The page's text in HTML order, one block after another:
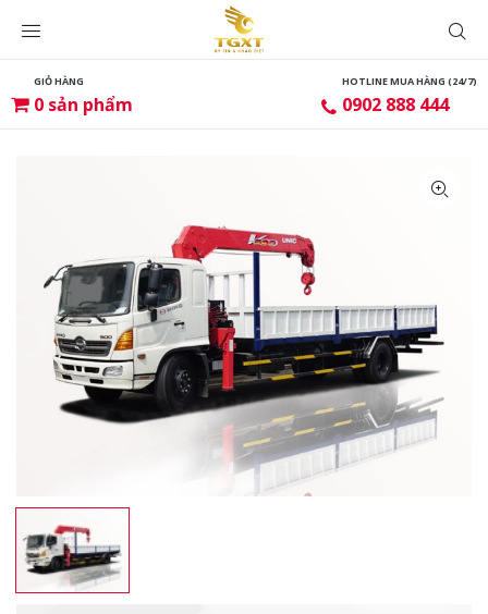
GIỎ HÀNG
0 sản phẩm
HOTLINE MUA HÀNG (24/7)
0902 888 444